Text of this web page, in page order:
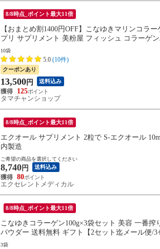
8/8時点_ポイント最大11倍
【おまとめ割1400円OFF】こなゆきマリンコラ
プリ サプリメント 美粉屋 フィッシュ コラーゲ
10袋
5.0 (10件)
クーポンあり
13,500 円 送料込み
125
タマチャンショップ
8/8時点_ポイント最大11倍
エクオール サプリメント 2粒で S-エクオール
内製造
ご希望の商品を選択してください
8,740 円 送料込み
80
エクセレントメディカル
8/8時点_ポイント最大11倍
こなゆきコラーゲン100g×3袋セット 美容 一番
パウダー 送料無料 ギフト【2セット迄メール便/3
3袋